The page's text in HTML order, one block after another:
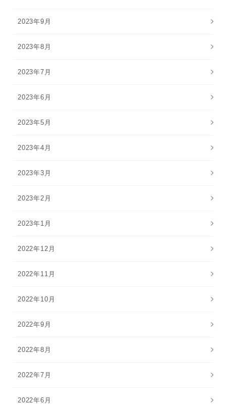
2023年9月
2023年8月
2023年7月
2023年6月
2023年5月
2023年4月
2023年3月
2023年2月
2023年1月
2022年12月
2022年11月
2022年10月
2022年9月
2022年8月
2022年7月
2022年6月